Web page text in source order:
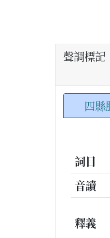
聲調標記
四縣
詞目
音讀
釋義